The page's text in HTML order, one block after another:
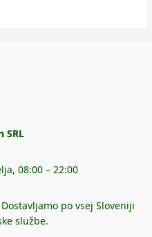
SRL
08:00 – 22:00
Dostavljamo po vsej Sloveniji
službe.